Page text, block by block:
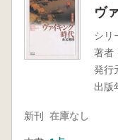
ヴ
シリ
著者
発行
出版
新刊 在庫なし